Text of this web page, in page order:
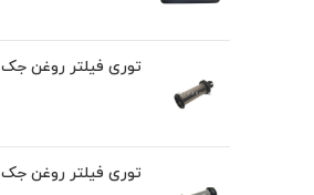
توری فیلتر روغن جک JAC S3
توری فیلتر روغن جک JAC J5